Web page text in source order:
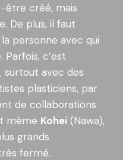
être créé, mais
De plus, il faut
personne avec qui
c’est
avec des
plasticiens, par
de collaborations
même Kohei (Nawa),
grands
fermé.